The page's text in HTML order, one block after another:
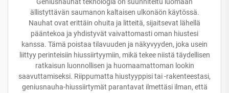
ällistyttävän saumanon kaltaisen ulkonäön käytössä.
Nauhat ovat erittäin ohuita ja litteitä, sijaitsevat lähellä
pääntekoa ja yhdistyvät vaivattomasti oman hiustesi
kanssa. Tämä poistaa tilavuuden ja näkyvyyden, joka usein
liittyy perinteisiin hiussiirtyymiin, mikä tekee niistä täydellisen
ratkaisun luonnollisen ja huomaamattoman lookin
saavuttamiseksi. Riippumatta hiustyyppisi tai -rakenteestasi,
geniusnauha-hiussiirtymät parantavat ilmettäsi ilman, että